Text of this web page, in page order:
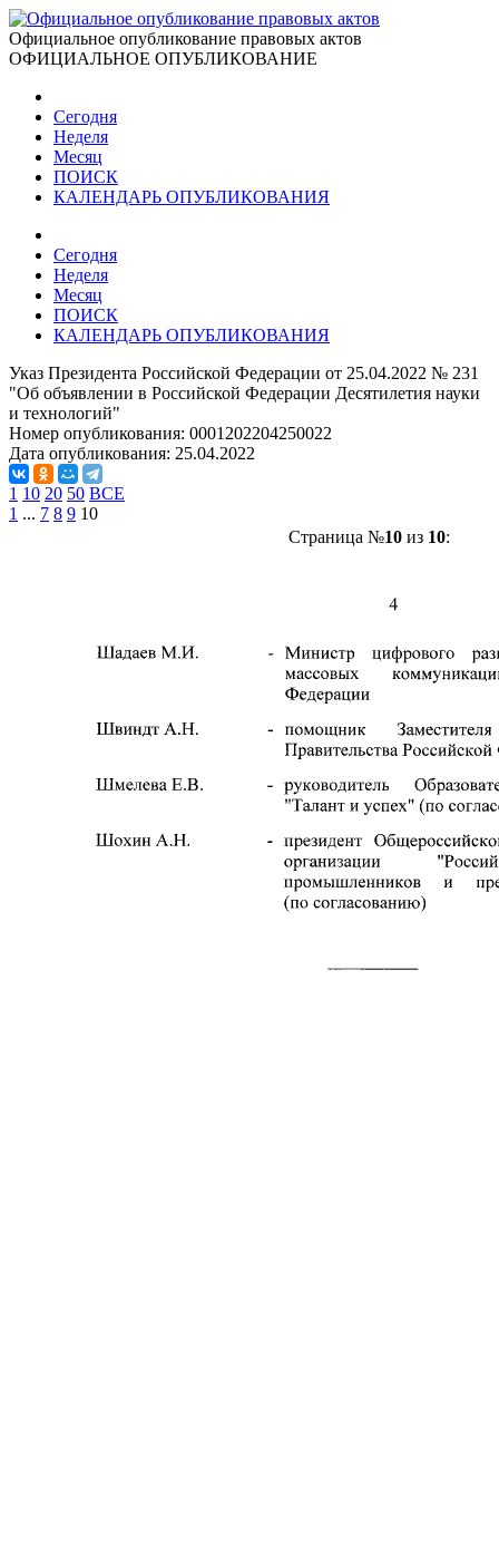
Официальное опубликование правовых актов
ОФИЦИАЛЬНОЕ ОПУБЛИКОВАНИЕ
Сегодня
Неделя
Месяц
ПОИСК
КАЛЕНДАРЬ ОПУБЛИКОВАНИЯ
Сегодня
Неделя
Месяц
ПОИСК
КАЛЕНДАРЬ ОПУБЛИКОВАНИЯ
Указ Президента Российской Федерации от 25.04.2022 № 231
"Об объявлении в Российской Федерации Десятилетия науки
и технологий"
Номер опубликования: 0001202204250022
Дата опубликования: 25.04.2022
1 10 20 50 ВСЕ
1 ... 7 8 9 10
Страница №10из 10: